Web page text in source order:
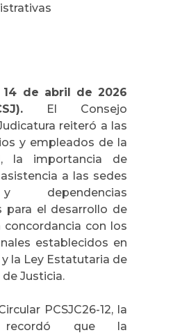
14 de abril de 2026
El Consejo
reiteró a las
y empleados de la
la importancia de
a las sedes
dependencias
para el desarrollo de
concordancia con los
establecidos en
la Ley Estatutaria de
Justicia.
PCSJC26-12, la
recordó que la